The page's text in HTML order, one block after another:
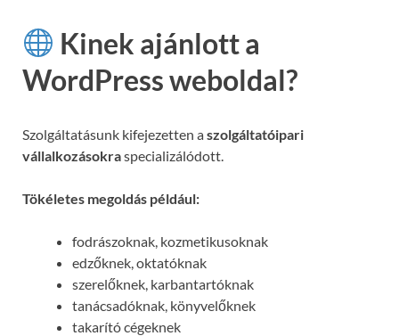
Kinek ajánlott a
WordPress weboldal?
Szolgáltatásunk kifejezetten aszolgáltatóipari
vállalkozásokraspecializálódott.
Tökéletes megoldás például:
fodrászoknak, kozmetikusoknak
edzőknek, oktatóknak
szerelőknek, karbantartóknak
tanácsadóknak, könyvelőknek
takarító cégeknek